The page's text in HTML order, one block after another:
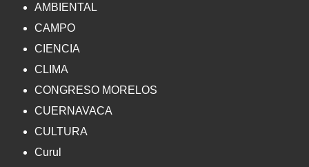
AMBIENTAL
CAMPO
CIENCIA
CLIMA
CONGRESO MORELOS
CUERNAVACA
CULTURA
Curul